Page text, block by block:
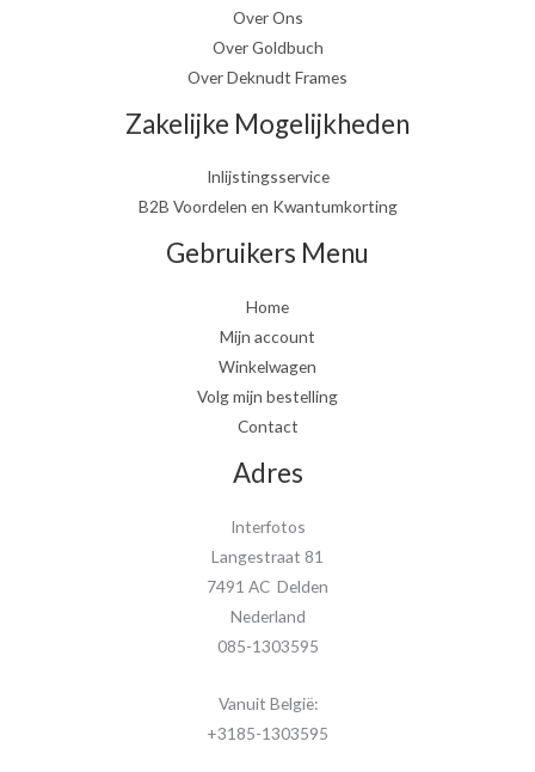
Over Ons
Over Goldbuch
Over Deknudt Frames
Zakelijke Mogelijkheden
Inlijstingsservice
B2B Voordelen en Kwantumkorting
Gebruikers Menu
Home
Mijn account
Winkelwagen
Volg mijn bestelling
Contact
Adres
Interfotos
Langestraat 81
7491 AC Delden
Nederland
085-1303595
Vanuit België:
+3185-1303595